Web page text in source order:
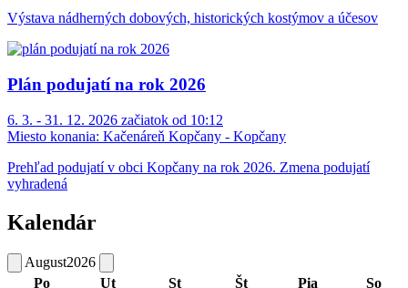
Výstava nádherných dobových, historických kostýmov a účesov
Plán podujatí na rok 2026
6. 3. - 31. 12. 2026 začiatok od 10:12
Miesto konania: Kačenáreň Kopčany - Kopčany
Prehľad podujatí v obci Kopčany na rok 2026. Zmena podujatí
vyhradená
Kalendár
August2026
Po
Ut St Št Pia
So